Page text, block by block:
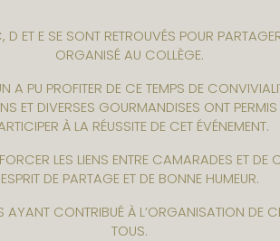
ET E SE SONT RETROUVÉS POUR
ORGANISÉ AU COLLÈGE.
PU PROFITER DE CE TEMPS DE
ET DIVERSES GOURMANDISES ONT
À LA RÉUSSITE DE CET ÉVÉNEMENT.
LES LIENS ENTRE CAMARADES ET DE
ESPRIT DE PARTAGE ET DE BONNE HUMEUR.
AYANT CONTRIBUÉ À L’ORGANISATION DE
TOUS.